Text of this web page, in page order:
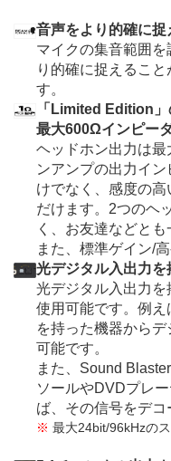
音声をより的確に
マイクの集音範囲
り的確に捉えるこ
す。
「Limited Edition
最大600Ωインピー
ヘッドホン出力は
ンアンプの出力イ
けでなく、感度の
だけます。2つのヘ
く、お友達などと
また、標準ゲイン/
光デジタル入出力
光デジタル入出力
使用可能です。例
を持った機器から
可能です。
また、Sound
ソールやDVDプレ
ば、その信号をデ
※ 最大24bit/96kHzの